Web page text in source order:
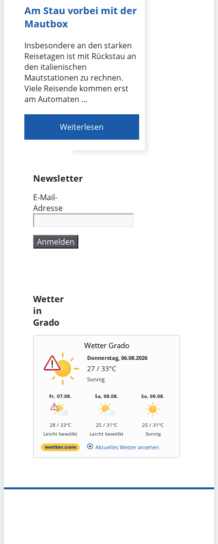
Am Stau vorbei mit der
Mautbox
Insbesondere an den starken
Reisetagen ist mit Rückstau an
den italienischen
Mautstationen zu rechnen.
Viele Reisende kommen erst
am Automaten …
Weiterlesen
Newsletter
E-Mail-
Adresse
Wetter
in
Grado
Wetter Grado
Donnerstag, 06.08.2026
27 / 33°C
Sonnig
Fr, 07.08.
28 / 33°C
Leicht bewölkt
Sa, 08.08.
25 / 31°C
Leicht bewölkt
So, 09.08.
25 / 31°C
Sonnig
Aktuelles Wetter ansehen